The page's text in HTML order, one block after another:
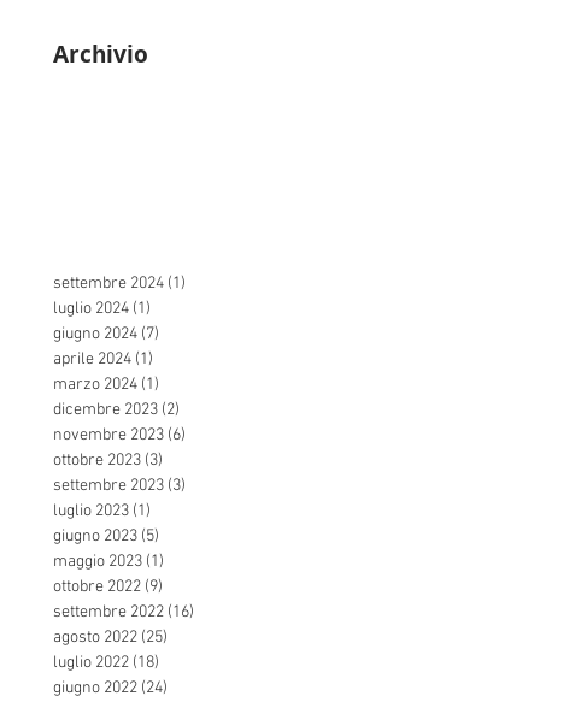
Archivio
settembre 2024 (1)
luglio 2024 (1)
giugno 2024 (7)
aprile 2024 (1)
marzo 2024 (1)
dicembre 2023 (2)
novembre 2023 (6)
ottobre 2023 (3)
settembre 2023 (3)
luglio 2023 (1)
giugno 2023 (5)
maggio 2023 (1)
ottobre 2022 (9)
settembre 2022 (16)
agosto 2022 (25)
luglio 2022 (18)
giugno 2022 (24)